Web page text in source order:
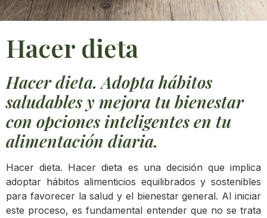
Hacer dieta
Hacer dieta. Adopta hábitos
saludables y mejora tu bienestar
con opciones inteligentes en tu
alimentación diaria.
Hacer dieta. Hacer dieta es una decisión que implica
adoptar hábitos alimenticios equilibrados y sostenibles
para favorecer la salud y el bienestar general. Al iniciar
este proceso, es fundamental entender que no se trata